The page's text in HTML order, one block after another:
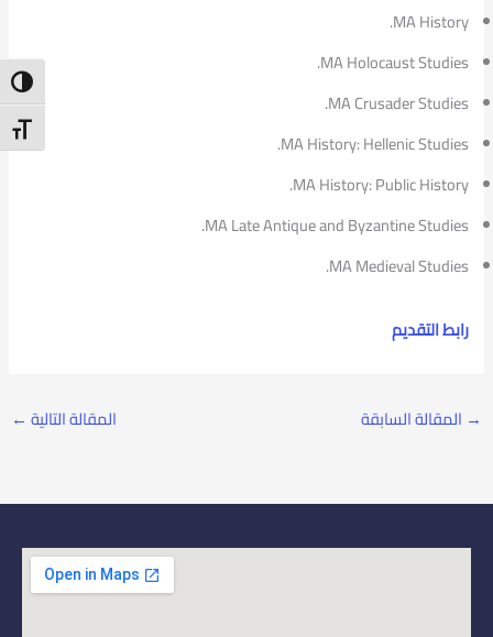
MA History.
MA Holocaust Studies.
MA Crusader Studies.
MA History: Hellenic Studies.
MA History: Public History.
MA Late Antique and Byzantine Studies.
MA Medieval Studies.
رابط التقديم
→ المقالة السابقة المقالة التالية ←